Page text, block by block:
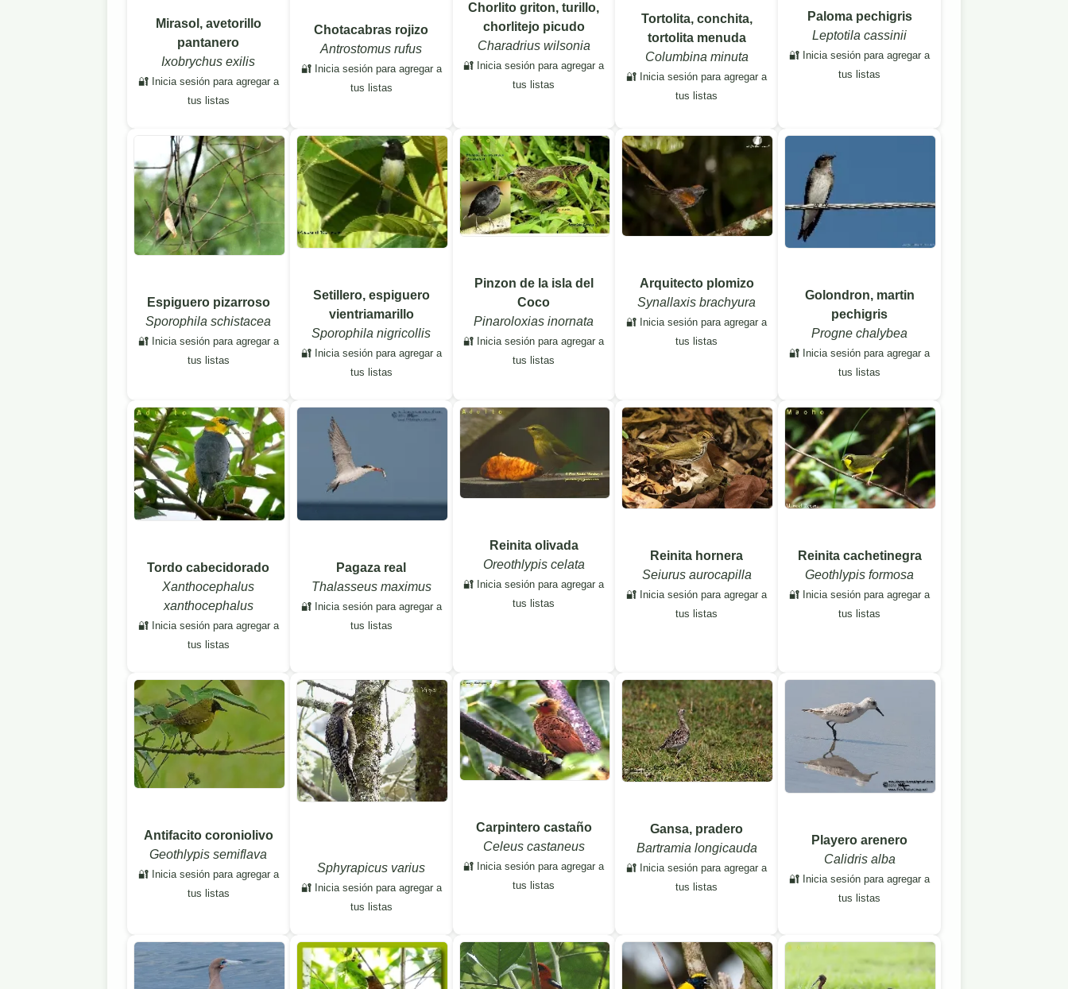
Mirasol, avetorillo
pantanero
Ixobrychus exilis
🔐 Inicia sesión para agregar a
tus listas
Chotacabras rojizo
Antrostomus rufus
🔐 Inicia sesión para agregar a
tus listas
Chorlito griton, turillo,
chorlitejo picudo
Charadrius wilsonia
🔐 Inicia sesión para agregar a
tus listas
Tortolita, conchita,
tortolita menuda
Columbina minuta
🔐 Inicia sesión para agregar a
tus listas
Paloma pechigris
Leptotila cassinii
🔐 Inicia sesión para agregar a
tus listas
Espiguero pizarroso
Sporophila schistacea
🔐 Inicia sesión para agregar a
tus listas
Setillero, espiguero
vientriamarillo
Sporophila nigricollis
🔐 Inicia sesión para agregar a
tus listas
Pinzon de la isla del
Coco
Pinaroloxias inornata
🔐 Inicia sesión para agregar a
tus listas
Arquitecto plomizo
Synallaxis brachyura
🔐 Inicia sesión para agregar a
tus listas
Golondron, martin
pechigris
Progne chalybea
🔐 Inicia sesión para agregar a
tus listas
Tordo cabecidorado
Xanthocephalus
xanthocephalus
🔐 Inicia sesión para agregar a
tus listas
Pagaza real
Thalasseus maximus
🔐 Inicia sesión para agregar a
tus listas
Reinita olivada
Oreothlypis celata
🔐 Inicia sesión para agregar a
tus listas
Reinita hornera
Seiurus aurocapilla
🔐 Inicia sesión para agregar a
tus listas
Reinita cachetinegra
Geothlypis formosa
🔐 Inicia sesión para agregar a
tus listas
Antifacito coroniolivo
Geothlypis semiflava
🔐 Inicia sesión para agregar a
tus listas
Sphyrapicus varius
🔐 Inicia sesión para agregar a
tus listas
Carpintero castaño
Celeus castaneus
🔐 Inicia sesión para agregar a
tus listas
Gansa, pradero
Bartramia longicauda
🔐 Inicia sesión para agregar a
tus listas
Playero arenero
Calidris alba
🔐 Inicia sesión para agregar a
tus listas